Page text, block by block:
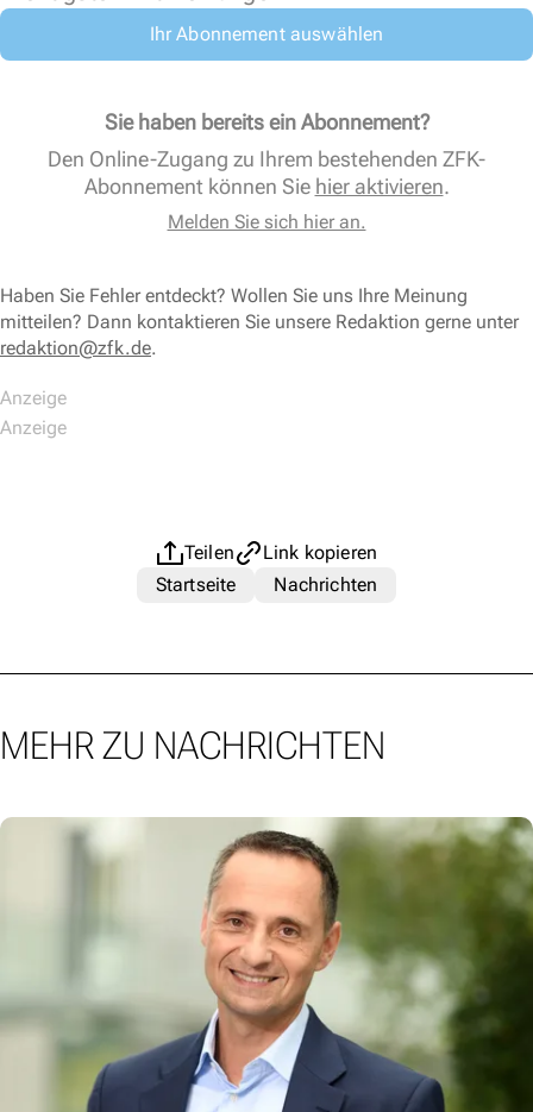
Ihr Abonnement auswählen
Sie haben bereits ein Abonnement?
Den Online-Zugang zu Ihrem bestehenden ZFK-
Abonnement können Sie hier aktivieren.
Melden Sie sich hier an.
Haben Sie Fehler entdeckt? Wollen Sie uns Ihre Meinung
mitteilen? Dann kontaktieren Sie unsere Redaktion gerne unter
redaktion@zfk.de.
Teilen
Link kopieren
Startseite
Nachrichten
MEHR ZU NACHRICHTEN